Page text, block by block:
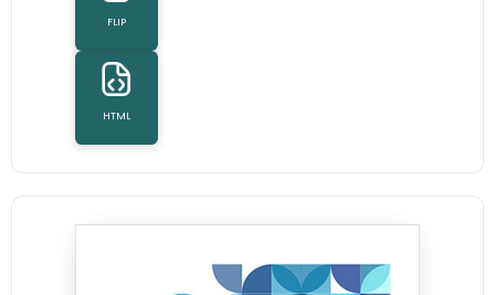
FLIP
HTML